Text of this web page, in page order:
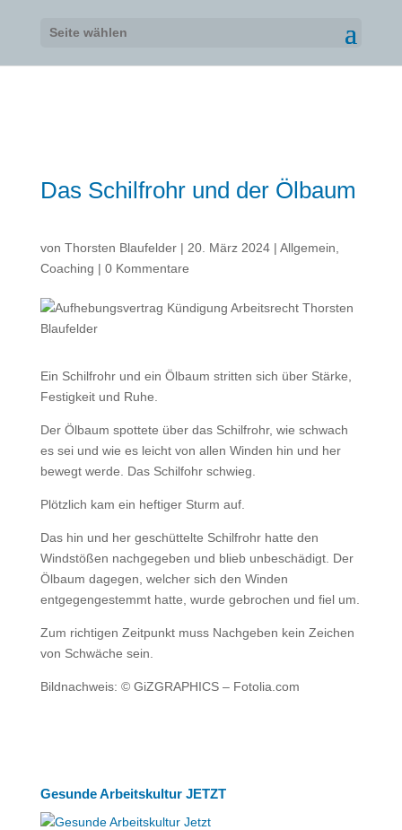
Seite wählen
Das Schilfrohr und der Ölbaum
von Thorsten Blaufelder| 20. März 2024| Allgemein
Coaching | 0 Kommentare
Ein Schilfrohr und ein Ölbaum stritten sich über Stärke,
Festigkeit und Ruhe.
Der Ölbaum spottete über das Schilfrohr, wie schwach
es sei und wie es leicht von allen Winden hin und her
bewegt werde. Das Schilfohr schwieg.
Plötzlich kam ein heftiger Sturm auf.
Das hin und her geschüttelte Schilfrohr hatte den
Windstößen nachgegeben und blieb unbeschädigt. Der
Ölbaum dagegen, welcher sich den Winden
entgegengestemmt hatte, wurde gebrochen und fiel um.
Zum richtigen Zeitpunkt muss Nachgeben kein Zeichen
von Schwäche sein.
Bildnachweis: © GiZGRAPHICS – Fotolia.com
Gesunde Arbeitskultur JETZT